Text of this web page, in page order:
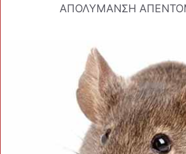
ΑΠΟΛΥΜΑΝΣΗ